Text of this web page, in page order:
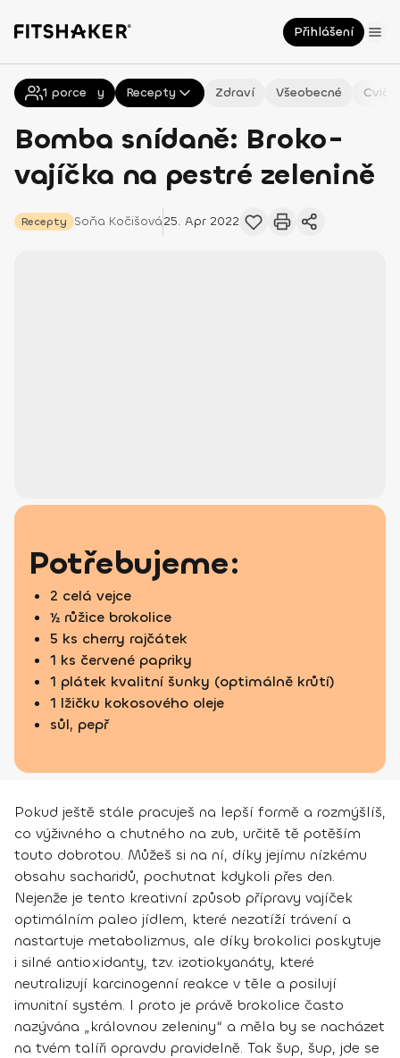
Přihlášení
Všechny Recepty Zdraví Všeobecné
Bomba snídaně: Broko-
vajíčka na pestré zelenině
Recepty Soňa Kočišová25. Apr 2022
1 porce
Potřebujeme:
2 celá vejce
½ růžice brokolice
5 ks cherry rajčátek
1 ks červené papriky
1 plátek kvalitní šunky (optimálně krůtí)
1 lžičku kokosového oleje
sůl, pepř
Pokud ještě stále pracuješ na lepší formě a rozmýšlíš,
co výživného a chutného na zub, určitě tě potěším
touto dobrotou. Můžeš si na ní, díky jejímu nízkému
obsahu sacharidů, pochutnat kdykoli přes den.
Nejenže je tento kreativní způsob přípravy vajíček
optimálním paleo jídlem, které nezatíží trávení a
nastartuje metabolizmus, ale díky brokolici poskytuje
i silné antioxidanty, tzv. izotiokyanáty, které
neutralizují karcinogenní reakce v těle a posilují
imunitní systém. I proto je právě brokolice často
nazývána „královnou zeleniny“ a měla by se nacházet
na tvém talíři opravdu pravidelně. Tak šup, šup, jde se